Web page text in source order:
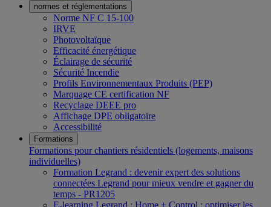
normes et réglementations
Norme NF C 15-100
IRVE
Photovoltaïque
Efficacité énergétique
Éclairage de sécurité
Sécurité Incendie
Profils Environnementaux Produits (PEP)
Marquage CE certification NF
Recyclage DEEE pro
Affichage DPE obligatoire
Accessibilité
Formations
Formations pour chantiers résidentiels (logements, maisons
individuelles)
Formation Legrand : devenir expert des solutions
connectées Legrand pour mieux vendre et gagner du
temps - PR1205
E-learning Legrand : Home + Control : optimiser les